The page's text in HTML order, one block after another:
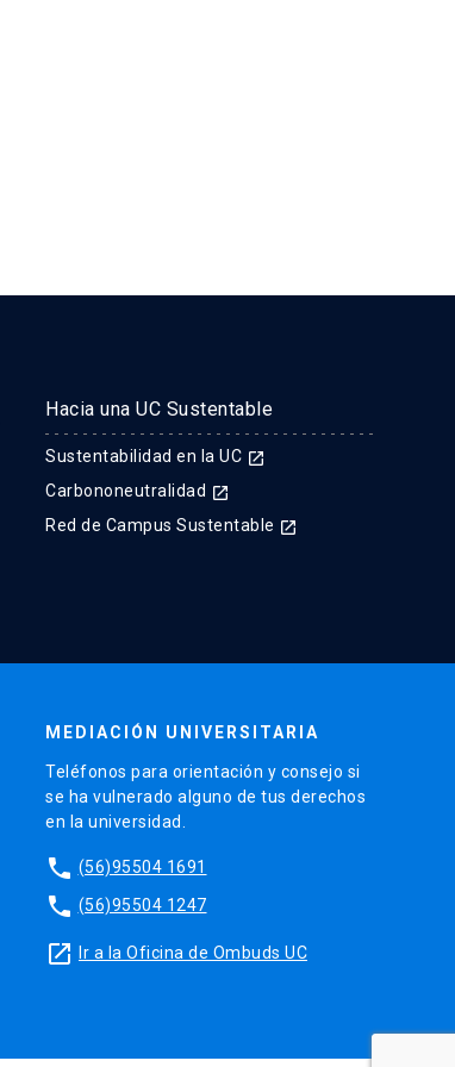
Hacia una UC Sustentable
Sustentabilidad en la UC launch
Carbononeutralidad launch
Red de Campus Sustentable launch
MEDIACIÓN UNIVERSITARIA
Teléfonos para orientación y consejo si
se ha vulnerado alguno de tus derechos
en la universidad.
phone (56)95504 1691
phone (56)95504 1247
launch Ir a la Oficina de Ombuds UC